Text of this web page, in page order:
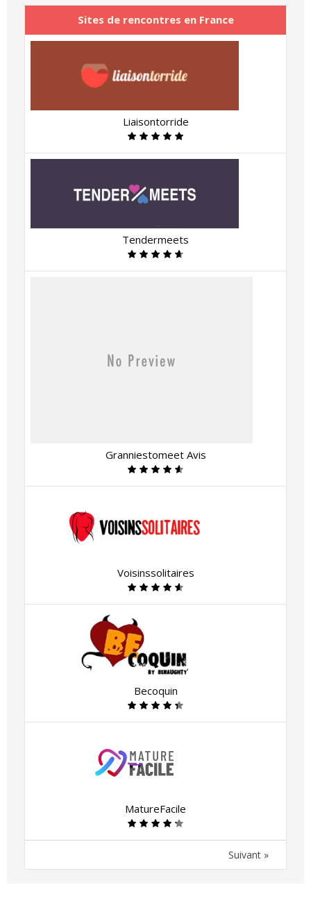
Sites de rencontres en France
Liaisontorride
Tendermeets
Granniestomeet Avis
Voisinssolitaires
Becoquin
MatureFacile
Suivant »